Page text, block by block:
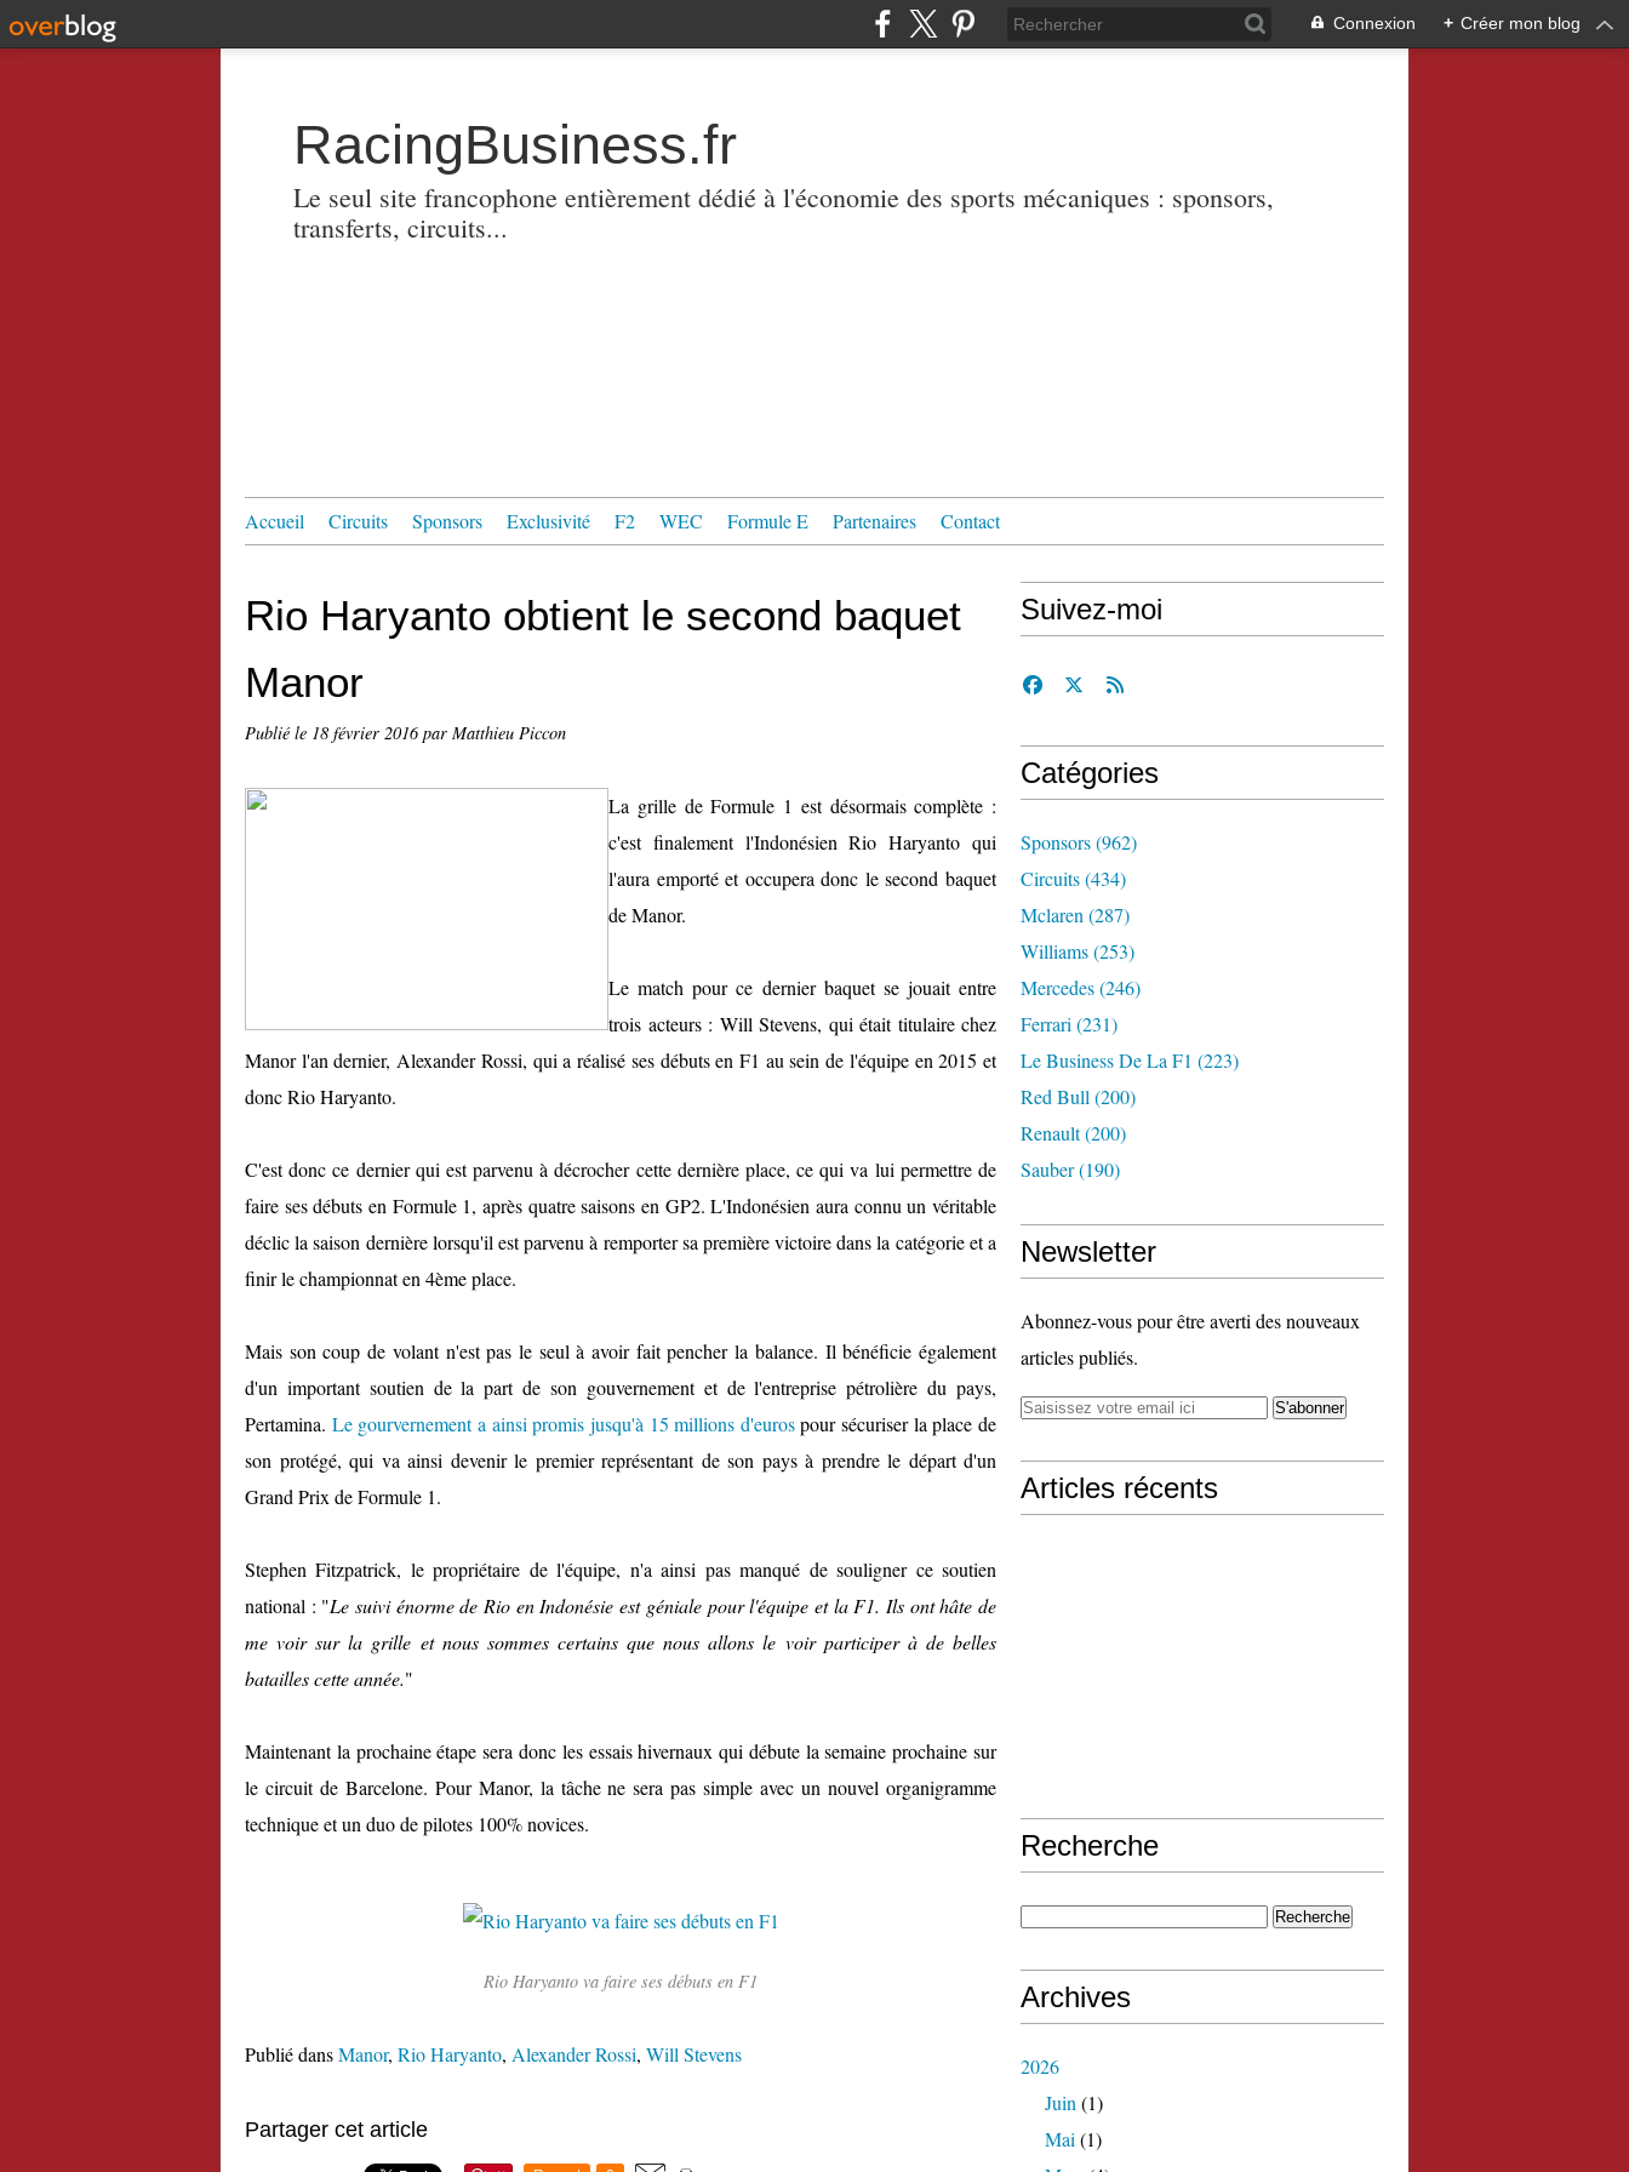
Connexion + Créer mon blog
RacingBusiness.fr
Le seul site francophone entièrement dédié à l'économie des sports mécaniques : sponsors,
transferts, circuits...
Accueil Circuits Sponsors Exclusivité F2 WEC Formule E Partenaires Contact
Rio Haryanto obtient le second baquet
Manor
Publié le 18 février 2016par Matthieu Piccon
La grille de Formule 1 est désormais complète :
c'est finalement l'Indonésien Rio Haryanto qui
l'aura emporté et occupera donc le second baquet
de Manor.
Le match pour ce dernier baquet se jouait entre
trois acteurs : Will Stevens, qui était titulaire chez
Manor l'an dernier, Alexander Rossi, qui a réalisé ses débuts en F1 au sein de l'équipe en 2015 et
donc Rio Haryanto.
C'est donc ce dernier qui est parvenu à décrocher cette dernière place, ce qui va lui permettre de
faire ses débuts en Formule 1, après quatre saisons en GP2. L'Indonésien aura connu un véritable
déclic la saison dernière lorsqu'il est parvenu à remporter sa première victoire dans la catégorie et a
finir le championnat en 4ème place.
Mais son coup de volant n'est pas le seul à avoir fait pencher la balance. Il bénéficie également
d'un important soutien de la part de son gouvernement et de l'entreprise pétrolière du pays,
Pertamina. Le gourvernement a ainsi promis jusqu'à 15 millions d'eurospour sécuriser la place de
son protégé, qui va ainsi devenir le premier représentant de son pays à prendre le départ d'un
Grand Prix de Formule 1.
Stephen Fitzpatrick, le propriétaire de l'équipe, n'a ainsi pas manqué de souligner ce soutien
national : "Le suivi énorme de Rio en Indonésie est géniale pour l'équipe et la F1. Ils ont hâte de
me voir sur la grille et nous sommes certains que nous allons le voir participer à de belles
batailles cette année."
Maintenant la prochaine étape sera donc les essais hivernaux qui débute la semaine prochaine sur
le circuit de Barcelone. Pour Manor, la tâche ne sera pas simple avec un nouvel organigramme
technique et un duo de pilotes 100% novices.
Rio Haryanto va faire ses débuts en F1
Publié dansManor, Rio Haryanto, Alexander Rossi, Will Stevens
Partager cet article
Suivez-moi
Catégories
Sponsors(962)
Circuits(434)
Mclaren (287)
Williams(253)
Mercedes(246)
Ferrari (231)
Le Business De La F1 (223)
Red Bull (200)
Renault(200)
Sauber(190)
Newsletter
Abonnez-vous pour être averti des nouveaux
articles publiés.
Articles récents
Recherche
Archives
2026
Juin (1)
Mai (1)